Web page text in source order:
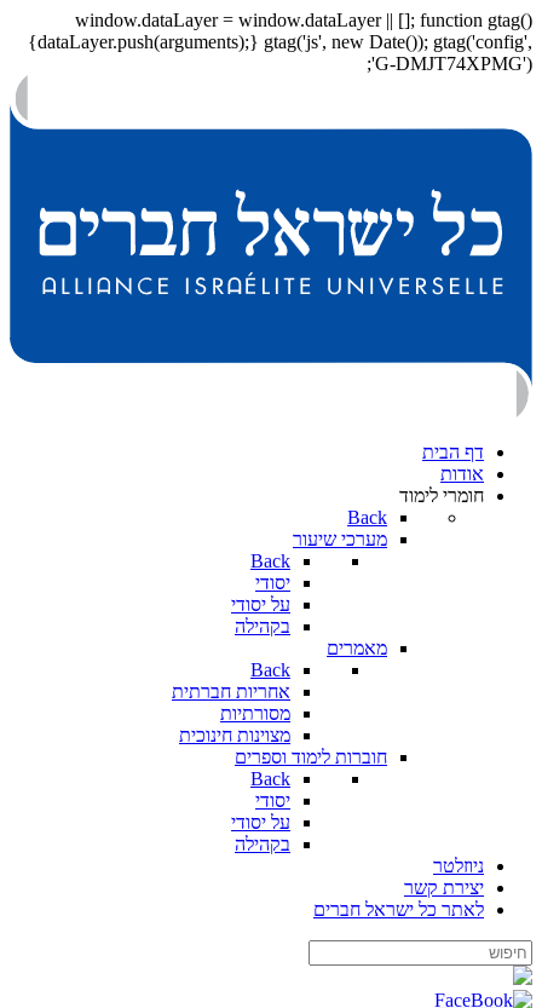
window.dataLayer = window.dataLayer || []; function gtag()
{dataLayer.push(arguments);} gtag('js', new Date()); gtag('config',
'G-DMJT74XPMG');
דף הבית
אודות
חומרי לימוד
Back
מערכי שיעור
Back
יסודי
על יסודי
בקהילה
מאמרים
Back
אחריות חברתית
מסורתיות
מצוינות חינוכית
חוברות לימוד וספרים
Back
יסודי
על יסודי
בקהילה
ניוזלטר
יצירת קשר
לאתר כל ישראל חברים